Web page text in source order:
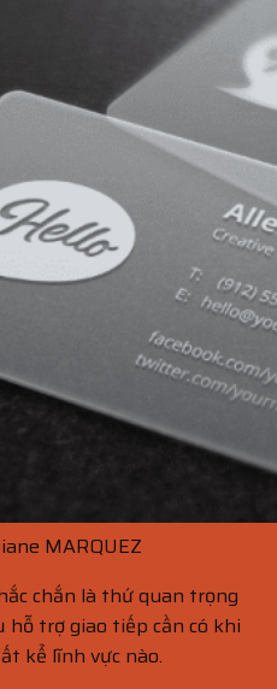
MARQUEZ
chắn là thứ quan trọng
hỗ trợ giao tiếp cần có khi
kể lĩnh vực nào.